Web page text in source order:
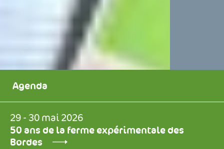
Agenda
29 - 30 mai 2026
50 ans de la ferme expérimentale des
Bordes